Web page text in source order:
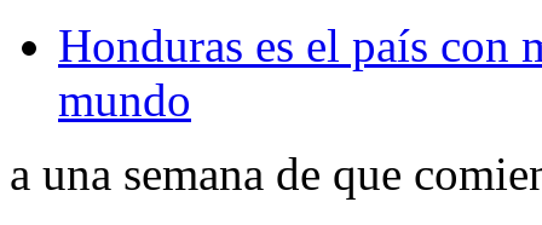
Honduras es el país con
mundo
a una semana de que